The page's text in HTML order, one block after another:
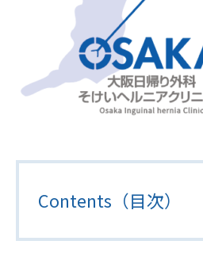
Contents（目次）